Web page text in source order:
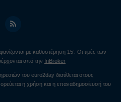
με καθυστέρηση 15’. Οι τιμές των
από την InBroker
του euro2day διατίθεται στους
η χρήση και η επαναδημοσίευσή του